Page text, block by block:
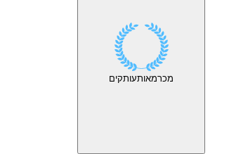
מכרמאותעותקים